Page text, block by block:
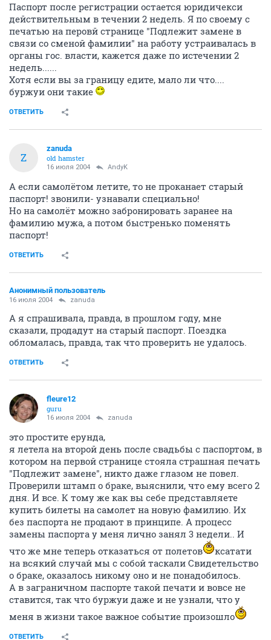
Паспорт после регистрации остается юридичекси
действительным в течении 2 недель. Я по своему с
печатью на перовй странице "Подлежит замене в
связи со сменой фамилии" на работу устраивалась в
органы гос. власти, кажется даже по истечении 2
недель......
Хотя если вы за границу едите, мало ли что....
буржуи они такие
ОТВЕТИТЬ
Z
zanuda
old hamster
16 июля 2004 AndyK
А если самолётом летите, то не проканает старый
паспорт! звонили- узнавали специально!
Но на самолёт можно забронировать заранее на
фамилию мужа, а потом быстренько поменять
паспорт!
ОТВЕТИТЬ
Анонимный пользователь
16 июля 2004 zanuda
А я спрашивала, правда, в прошлом году, мне
сказали, продадут на старый паспорт. Поездка
обломалась, правда, так что проверить не удалось.
ОТВЕТИТЬ
fleure12
guru
16 июля 2004 zanuda
это простите ерунда,
я летела на второй день после свадьбы с паспортом, в
котором на первой странице стояла страшная печать
"Подлежит замене", никто даже глазом не повел.
Проверили штамп о браке, выяснили, что ему всего 2
дня. И все. К тому же как вы себе представляете
купить билеты на самолет на новую фамилию. Их
без паспорта не продают в принципе. А процесс
замены паспорта у меня лично занял 3 недели.. И
что же мне теперь отказаться от полетов
ксатати
на всякий случай мы с собой таскали Свидетельство
о браке, оказалось никому оно и не понадобилось.
А в заграничном паспорте такой печати и вовсе не
ставится, так что буржуи даже и не узнали, что у
меня в жизни такое важное событие произошло
ОТВЕТИТЬ